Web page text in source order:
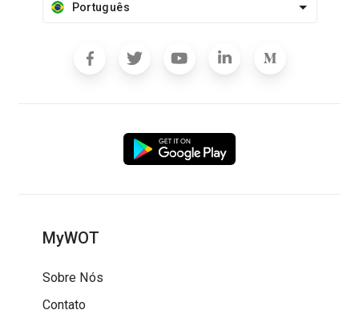
Português
MyWOT
Sobre Nós
Contato